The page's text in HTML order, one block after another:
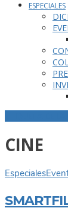
ESPECIALES
CINE
Especiales